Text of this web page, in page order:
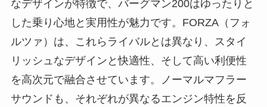
なデザインが特徴で、バーグマン200はゆったりと
した乗り心地と実用性が魅力です。FORZA（フォ
ルツァ）は、これらライバルとは異なり、スタイ
リッシュなデザインと快適性、そして高い利便性
を高次元で融合させています。ノーマルマフラー
サウンドも、それぞれが異なるエンジン特性を反